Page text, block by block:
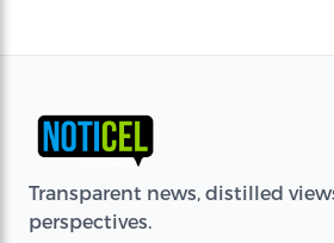
Transparent news, distilled
perspectives.